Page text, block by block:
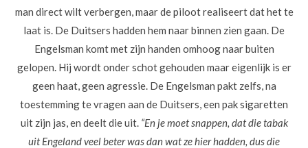
man direct wilt verbergen, maar de piloot realiseert dat het te
laat is. De Duitsers hadden hem naar binnen zien gaan. De
Engelsman komt met zijn handen omhoog naar buiten
gelopen. Hij wordt onder schot gehouden maar eigenlijk is er
geen haat, geen agressie. De Engelsman pakt zelfs, na
toestemming te vragen aan de Duitsers, een pak sigaretten
uit zijn jas, en deelt die uit. “En je moet snappen, dat die tabak
uit Engeland veel beter was dan wat ze hier hadden, dus die